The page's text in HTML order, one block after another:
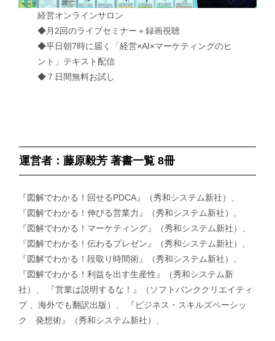
経営オンラインサロン
◆月2回のライブセミナー＋録画視聴
◆平日朝7時に届く「経営×AI×マーケティングのヒ
ント」テキスト配信
◆７日間無料お試し
運営者：藤原毅芳 著書一覧 8冊
『図解でわかる！回せるPDCA』（秀和システム新社）、
『図解でわかる！伸びる営業力』（秀和システム新社）、
『図解でわかる！マーケティング』（秀和システム新社）、
『図解でわかる！伝わるプレゼン』（秀和システム新社）、
『図解でわかる！段取り時間術』（秀和システム新社）、
『図解でわかる！利益を出す生産性』（秀和システム新
社）、 『営業は説明するな！』（ソフトバンククリエイティ
ブ 、海外でも翻訳出版）、 『ビジネス・スキルズベーシッ
ク 発想術』（秀和システム新社）、